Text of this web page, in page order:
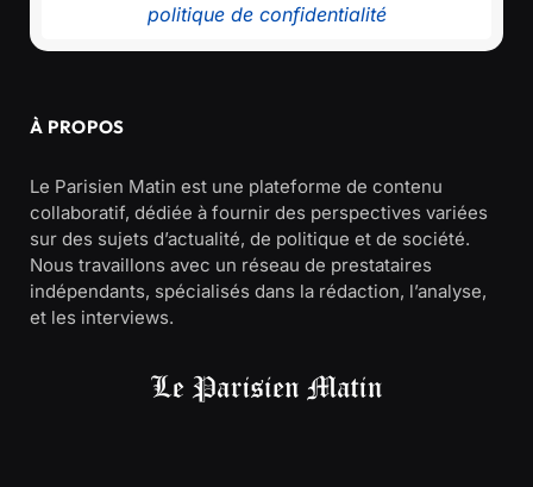
politique de confidentialité
À PROPOS
Le Parisien Matin est une plateforme de contenu
collaboratif, dédiée à fournir des perspectives variées
sur des sujets d’actualité, de politique et de société.
Nous travaillons avec un réseau de prestataires
indépendants, spécialisés dans la rédaction, l’analyse,
et les interviews.